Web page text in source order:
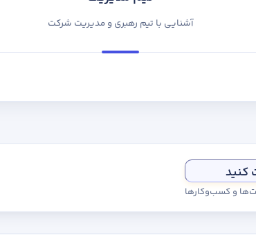
آشنایی با تیم رهبری و مدیریت شرکت
کنید
و کسب‌وکارها